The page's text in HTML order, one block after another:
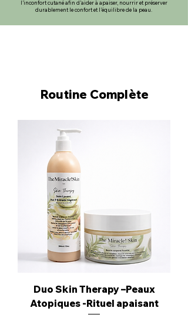
l’inconfort cutané afin d’aider à apaiser, nourrir et préserver
durablement le confort et l’équilibre de la peau.
Routine Complète
Duo Skin Therapy –Peaux
Atopiques -Rituel apaisant